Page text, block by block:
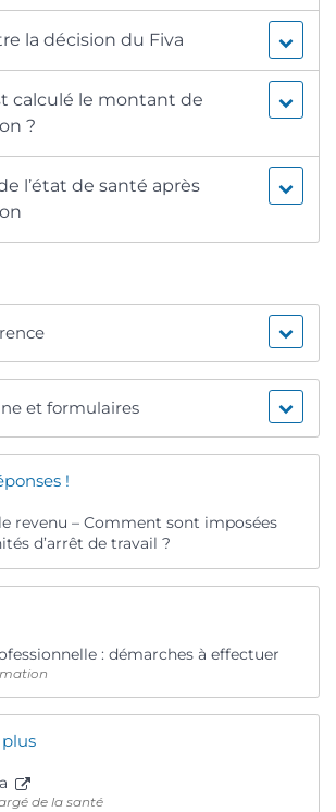
la décision du Fiva
calculé le montant de
?
l’état de santé après
et formulaires
!
revenu – Comment sont imposées
d’arrêt de travail ?
: démarches à effectuer
de la santé